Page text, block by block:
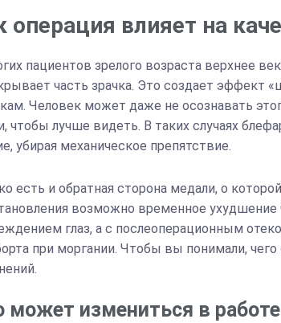
операция влияет на
пациентов зрелого возраста верхнее
часть зрачка. Это создает эффект
Человек может даже не осознавать
чтобы лучше видеть. В таких случаях
убирая механическое препятствие.
есть и обратная сторона медали, о
возможно временное ухудшение
глаз, а с послеоперационным
при моргании. Чтобы вы понимали,
может измениться в работе